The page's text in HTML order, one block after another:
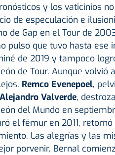
y los vaticinios
de especulación e
de Gap en el Tour de
pulso que tuvo hasta ese
de 2019 y tampoco
de Tour. Aunque volvió
Remco Evenepoel,
Alejandro Valverde,
del Mundo en
el fémur en 2011,
Las alegrías y las
porvenir, Bernal